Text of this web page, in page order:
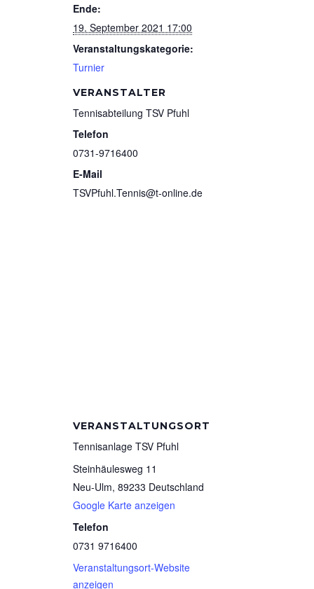
Ende:
19. September 2021 17:00
Veranstaltungskategorie:
Turnier
VERANSTALTER
Tennisabteilung TSV Pfuhl
Telefon
0731-9716400
E-Mail
TSVPfuhl.Tennis@t-online.de
VERANSTALTUNGSORT
Tennisanlage TSV Pfuhl
Steinhäulesweg 11
Neu-Ulm, 89233 Deutschland
Google Karte anzeigen
Telefon
0731 9716400
Veranstaltungsort-Website
anzeigen